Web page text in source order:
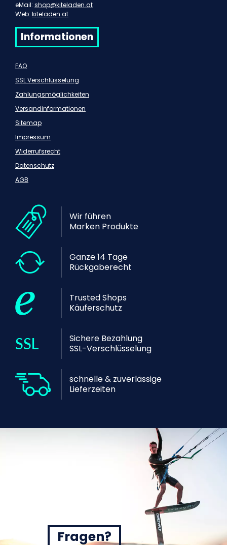
eMail: shop@kiteladen.at
Web: kiteladen.at
Informationen
FAQ
SSL Verschlüsselung
Zahlungsmöglichkeiten
Versandinformationen
Sitemap
Impressum
Widerrufsrecht
Datenschutz
AGB
Wir führen
Marken Produkte
Ganze 14 Tage
Rückgaberecht
Trusted Shops
Käuferschutz
Sichere Bezahlung
SSL-Verschlüsselung
schnelle & zuverlässige
Lieferzeiten
Fragen?